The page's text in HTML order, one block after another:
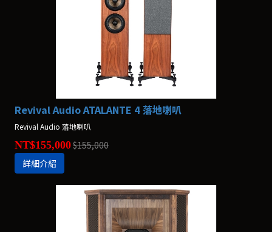
Revival Audio ATALANTE 4 落地喇叭
Revival Audio 落地喇叭
NT$155,000$155,000
詳細介紹